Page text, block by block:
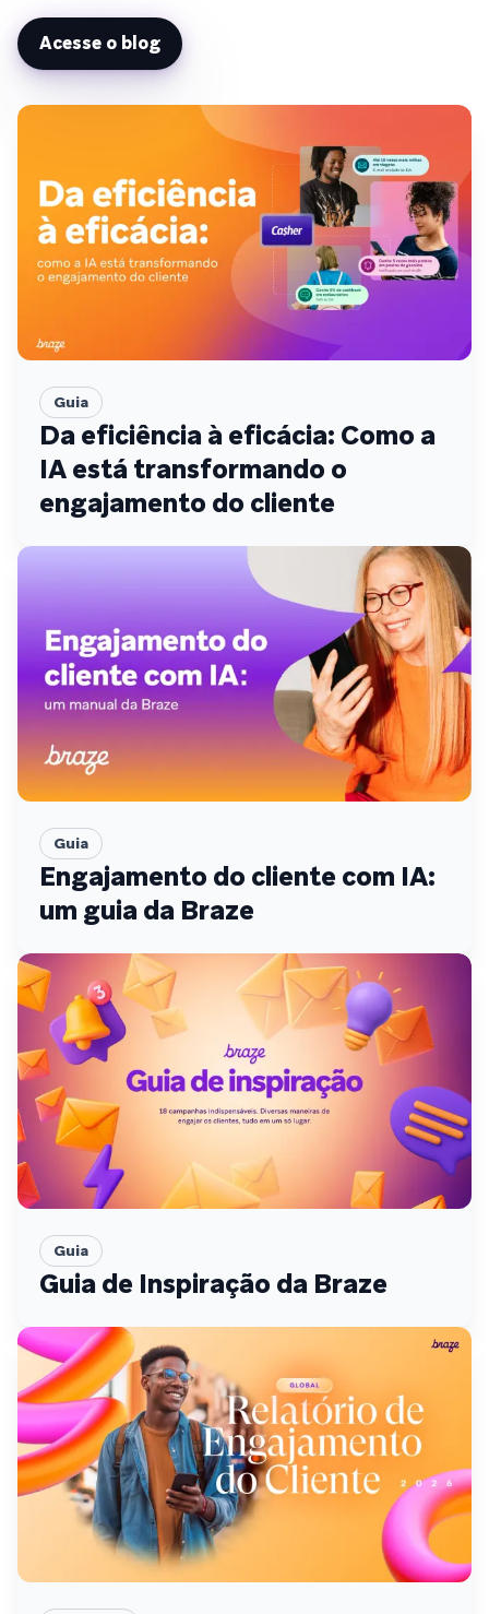
Acesse o blog
Guia
Da eficiência à eficácia: Como a
IA está transformando o
engajamento do cliente
Guia
Engajamento do cliente com IA:
um guia da Braze
Guia
Guia de Inspiração da Braze